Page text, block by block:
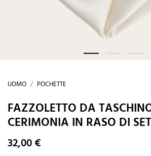
UOMO POCHETTE
FAZZOLETTO DA
CERIMONIA IN RASO DI
32,00 €